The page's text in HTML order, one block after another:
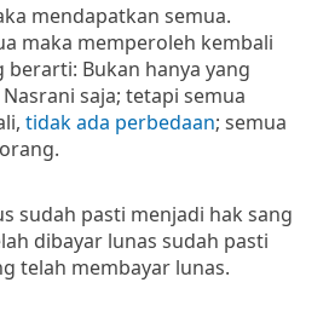
mendapatkan semua.
maka memperoleh kembali
Bukan hanya yang
saja; tetapi semua
tidak ada perbedaan; semua
sudah pasti menjadi hak sang
dibayar lunas sudah pasti
telah membayar lunas.